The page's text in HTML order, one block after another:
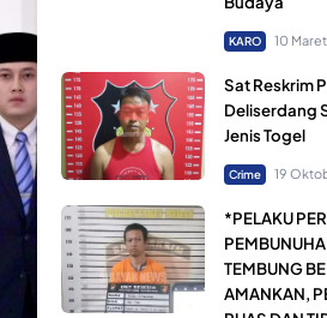
KARO 10
Sat Reskrim
Deliserdang
Jenis Togel
Crime 19
*PELAKU
TEMBUNG
AMANKAN,